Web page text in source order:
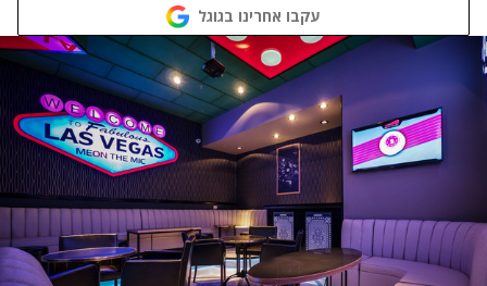
עקבו אחרינו בגוגל